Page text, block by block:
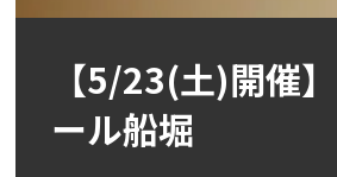
【5/23(土)開催
ール船堀